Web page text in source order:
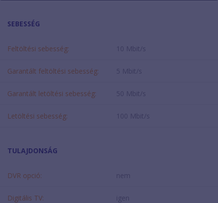
SEBESSÉG
Feltöltési sebesség: 10 Mbit/s
Garantált feltöltési sebesség: 5 Mbit/s
Garantált letöltési sebesség: 50 Mbit/s
Letöltési sebesség: 100 Mbit/s
TULAJDONSÁG
DVR opció: nem
Digitális TV: igen